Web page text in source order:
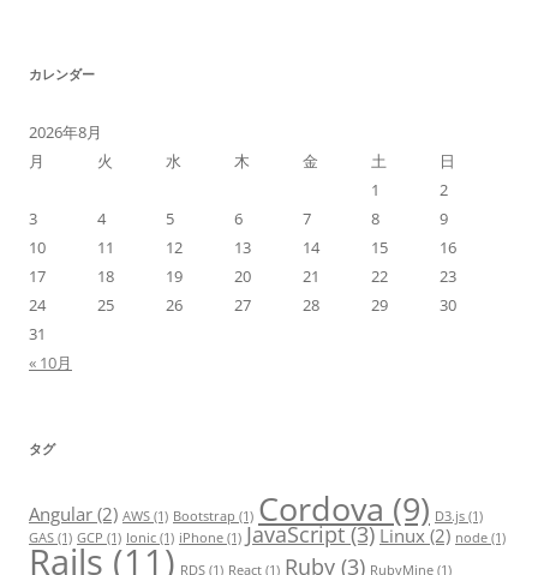
カレンダー
2026年8月
月
火 水 木 金 土
日
1
2
3
4 5 6 7 8
9
10
11 12 13 14 15
16
17
18 19 20 21 22
23
24
25 26 27 28 29
30
31
« 10月
タグ
Angular (2) AWS (1) Bootstrap (1) Cordova (9) D3.js (1)
GAS (1) GCP (1) Ionic (1) iPhone (1) JavaScript(3) Linux (2) node (1)
Rails (11) RDS (1) React (1) Ruby (3) RubyMine (1)